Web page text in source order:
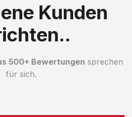
Kunden
500+ Bewertungen sprechen
für sich.